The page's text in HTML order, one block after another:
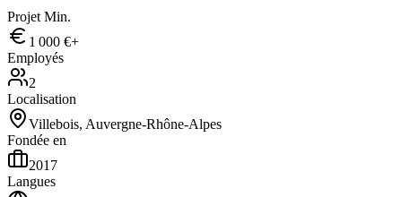
Projet Min.
1 000 €+
Employés
2
Localisation
Villebois, Auvergne-Rhône-Alpes
Fondée en
2017
Langues